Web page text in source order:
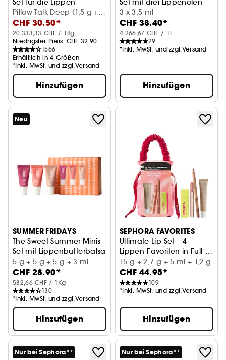
Set für die Lippen
Pillow Talk Deep (1,5 g +
0,8 g)
CHF 30.50*
20.333,33 CHF / 1Kg
Niedrigster Preis :CHF 32.90
1566
Erhältlich in 4 Größen
*Inkl. MwSt. und zzgl.Versand
Hinzufügen
Set mit drei Lippenölen
3 x 3,5 ml
CHF 38.40*
4.266,67 CHF / 1L
29
*Inkl. MwSt. und zzgl.Versand
Hinzufügen
Neu
SUMMER FRIDAYS
The Sweet Summer Minis
Set mit Lippenbutterbalsam - limitierte Edition
5 g + 5 g + 5 g + 3 ml
CHF 28.90*
582,66 CHF / 1Kg
130
*Inkl. MwSt. und zzgl.Versand
Hinzufügen
SEPHORA FAVORITES
Ultimate Lip Set – 4
Lippen-Favoriten in Full-
Size – von Balm bis Gloss
15 g + 2,7 g + 5 ml + 1,2 g
CHF 44.95*
109
*Inkl. MwSt. und zzgl.Versand
Hinzufügen
Nur bei Sephora** Nur bei Sephora**